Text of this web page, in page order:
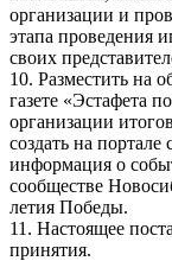
организации и
этапа проведения
своих
10. Разместить на
газете «Эстафета
организации
создать на
информация о
сообществе
летия Победы.
11. Настоящее
принятия.